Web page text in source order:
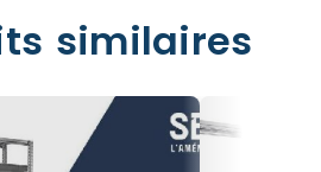
similaires